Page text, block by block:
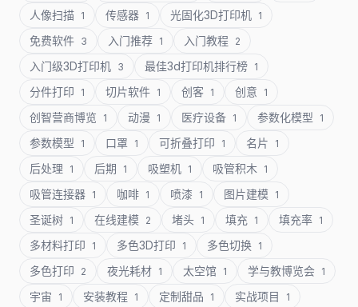
人像扫描 1 传感器 1 光固化3D打印机 1
免费软件 3 入门推荐 1 入门教程 2
入门级3D打印机 3 最佳3d打印机排行榜 1
分件打印 1 切片软件 1 创客 1 创意 1
创智营商博览 1 动漫 1 医疗设备 1 参数化模型 1
参数模型 1 口罩 1 可折叠打印 1 名片 1
后处理 1 后期 1 吸塑机 1 吸管积木 1
吸管连接器 1 咖啡 1 喷漆 1 图片建模 1
圣诞树 1 在线建模 2 堵头 1 填充 1 填充率 1
多材料打印 1 多色3D打印 1 多色切换 1
多色打印 2 夜光耗材 1 太空馆 1 学与教博览会 1
宇宙 1 安装教程 1 定制甜品 1 实战项目 1